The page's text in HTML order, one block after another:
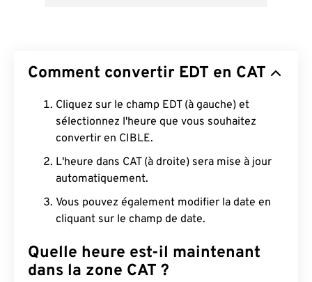
Comment convertir EDT en CAT
Cliquez sur le champ EDT (à gauche) et
sélectionnez l'heure que vous souhaitez
convertir en CIBLE.
L'heure dans CAT (à droite) sera mise à jour
automatiquement.
Vous pouvez également modifier la date en
cliquant sur le champ de date.
Quelle heure est-il maintenant
dans la zone CAT ?